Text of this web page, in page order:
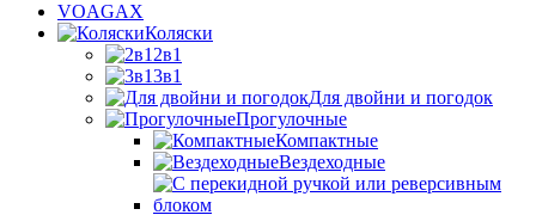
VOAGAX
Коляски
2в1
3в1
Для двойни и погодок
Прогулочные
Компактные
Вездеходные